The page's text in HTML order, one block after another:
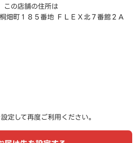
この店舗の住所は
畑町１８５番地 ＦＬＥＸ北７番館２Ａ
定して再度ご利用ください。